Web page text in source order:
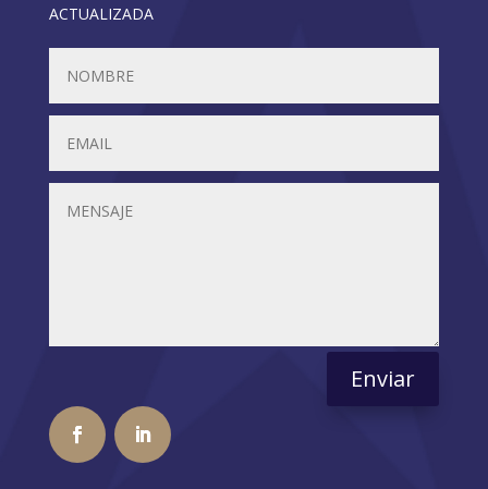
ACTUALIZADA
Enviar